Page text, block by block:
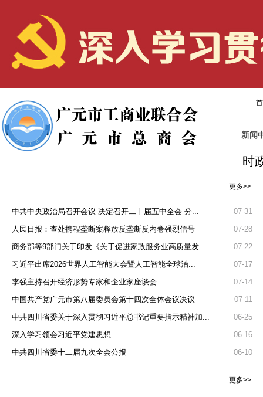
新闻
时
更多>>
中共中央政治局召开会议 决定召开二十届五中全会 分...
07-31
人民日报：查处携程垄断案释放反垄断反内卷强烈信号
07-28
商务部等9部门关于印发《关于促进家政服务业高质量发...
07-22
习近平出席2026世界人工智能大会暨人工智能全球治...
07-17
李强主持召开经济形势专家和企业家座谈会
07-14
中国共产党广元市第八届委员会第十四次全体会议决议
07-11
中共四川省委关于深入贯彻习近平总书记重要指示精神加...
06-25
深入学习领会习近平党建思想
06-16
中共四川省委十二届九次全会公报
06-10
更多>>